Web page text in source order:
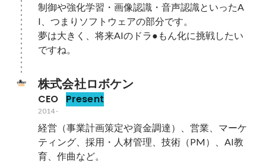
制御や強化学習・画像認識・音声認識といったA
I、つまりソフトウェアの部分です。
夢は大きく、将来AIのドラ●もん化に挑戦したい
ですね。
株式会社ロボケン
CEO Present
2014-
経営（事業計画策定や資金調達）、営業、マーケ
ティング、採用・人材管理、技術（PM）、AI教
育、作曲など。